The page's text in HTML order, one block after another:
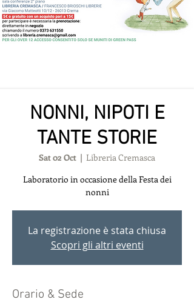
NONNI, NIPOTI E
TANTE STORIE
Sat 02 Oct
  |
Libreria Cremasca
Laboratorio in occasione della Festa dei
nonni
La registrazione è stata chiusa
Scopri gli altri eventi
Orario & Sede